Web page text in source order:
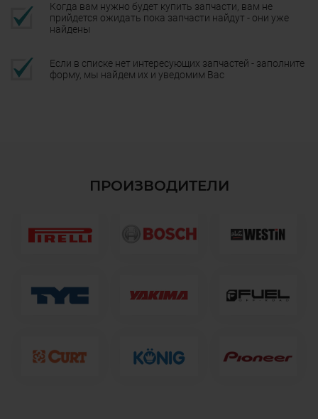
Когда вам нужно будет купить запчасти, вам не
прийдется ожидать пока запчасти найдут - они уже
найдены
Если в списке нет интересующих запчастей - заполните
форму, мы найдем их и уведомим Вас
ПРОИЗВОДИТЕЛИ